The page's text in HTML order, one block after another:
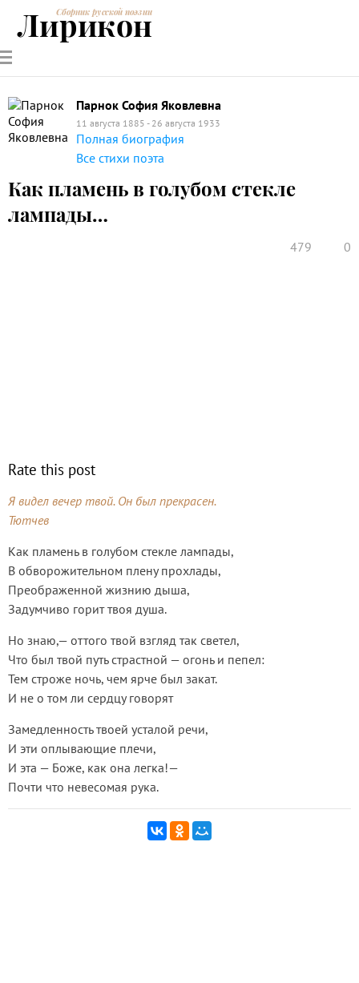
РУССКИЕ
ПОЭТЫ
СОВРЕМЕННИКИЭНЦИКЛОПЕДИЯ
ПОЭЗИИ
Сборник русской поэзии
Лирикон
Парнок София Яковлевна
11 августа 1885 - 26 августа 1933
Полная биография
Все стихи поэта
Как пламень в голубом стекле
лампады…
479 0
Rate this post
Я видел вечер твой. Он был прекрасен.
Тютчев
Как пламень в голубом стекле лампады,
В обворожительном плену прохлады,
Преображенной жизнию дыша,
Задумчиво горит твоя душа.
Но знаю,— оттого твой взгляд так светел,
Что был твой путь страстной — огонь и пепел:
Тем строже ночь, чем ярче был закат.
И не о том ли сердцу говорят
Замедленность твоей усталой речи,
И эти оплывающие плечи,
И эта — Боже, как она легка!—
Почти что невесомая рука.